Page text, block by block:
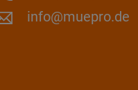
info@muepro.de